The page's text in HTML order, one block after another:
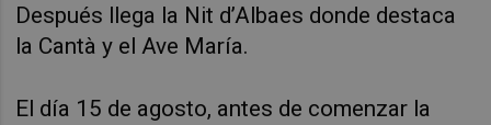
Después llega la Nit d’Albaes donde destaca
la Cantà y el Ave María.
El día 15 de agosto, antes de comenzar la